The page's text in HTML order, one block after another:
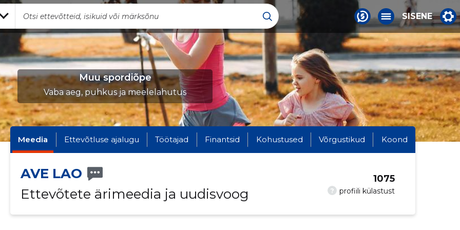
SISENE
Muu spordiõpe
Vaba aeg, puhkus ja meelelahutus
Meedia Ettevõtluse ajalugu Töötajad Finantsid Kohustused Võrgustikud Koond
AVE LAO
Ettevõtete ärimeedia ja uudisvoog
? profiili külastust
1075